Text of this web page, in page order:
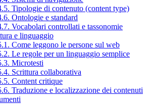
Tipologie di contenuto (content type)
Ontologie e standard
Vocabolari controllati e tassonomie
e linguaggio
Come leggono le persone sul web
Le regole per un linguaggio semplice
Microtesti
Scrittura collaborativa
Content critique
Traduzione e localizzazione dei contenuti